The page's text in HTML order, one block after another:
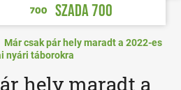
SZADA 700
Már csak pár hely maradt a 2022-es
nyári táborokra
hely maradt a